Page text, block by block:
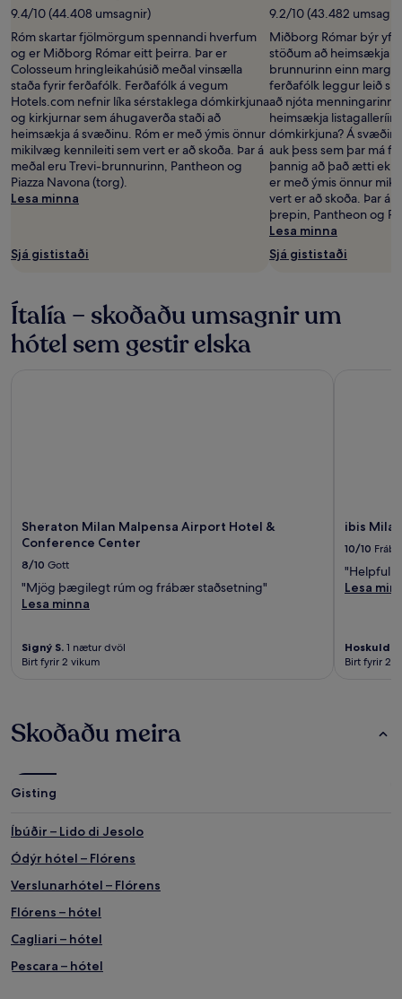
9.4/10 (44.408 umsagnir)
Róm skartar fjölmörgum spennandi hverfum
og er Miðborg Rómar eitt þeirra. Þar er
Colosseum hringleikahúsið meðal vinsælla
staða fyrir ferðafólk. Ferðafólk á vegum
Hotels.com nefnir líka sérstaklega dómkirkjuna
og kirkjurnar sem áhugaverða staði að
heimsækja á svæðinu. Róm er með ýmis önnur
mikilvæg kennileiti sem vert er að skoða. Þar á
meðal eru Trevi-brunnurinn, Pantheon og
Piazza Navona (torg).
Lesa minna
Sjá gististaði
9.2/10 (43.482
Miðborg Rómar býr
stöðum að heimsækja -
brunnurinn einn
ferðafólk leggur leið
að njóta
heimsækja
dómkirkjuna? Á
auk þess sem þar má
þannig að það ætti
er með ýmis önnur
vert er að skoða. Þar á
þrepin, Pantheon og
Lesa minna
Sjá gististaði
Ítalía – skoðaðu umsagnir um
hótel sem gestir elska
Sheraton Milan Malpensa Airport Hotel &
Conference Center
8/10 Gott
"Mjög þægilegt rúm og frábær staðsetning"
Lesa minna
Signý S. 1 nætur dvöl
Birt fyrir 2 vikum
ibis
10/10
"Helpful
Lesa
Hoskuldur
Birt fyrir 2
Skoðaðu meira
Gisting
Íbúðir – Lido di Jesolo
Ódýr hótel – Flórens
Verslunarhótel – Flórens
Flórens – hótel
Cagliari – hótel
Pescara – hótel